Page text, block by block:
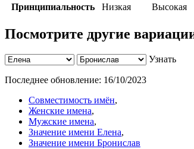
Принципиальность
Низкая Высокая
Посмотрите другие
Узнать
Последнее обновление: 16/10/2023
Совместимость имён,
Женские имена,
Мужские имена,
Значение имени Елена,
Значение имени Бронислав